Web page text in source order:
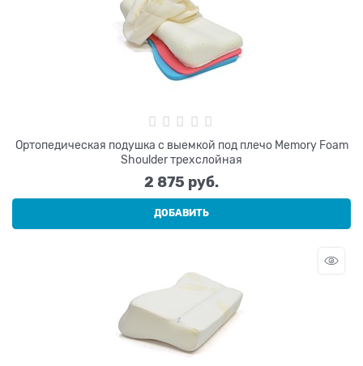
Ортопедическая подушка с выемкой под плечо Memory Foam
Shoulder трехслойная
2 875 руб.
ДОБАВИТЬ